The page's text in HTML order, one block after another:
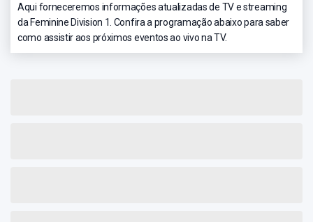
Aqui forneceremos informações atualizadas de TV e streaming
da Feminine Division 1. Confira a programação abaixo para saber
como assistir aos próximos eventos ao vivo na TV.